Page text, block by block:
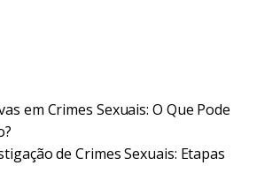
em Crimes Sexuais: O Que Pode
de Crimes Sexuais: Etapas